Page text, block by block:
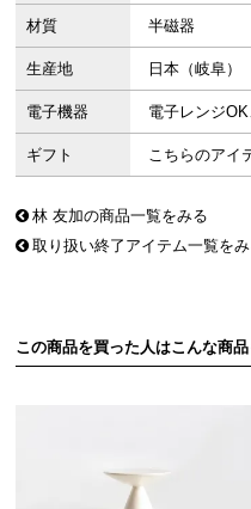
材質 半磁器
生産地 日本（岐阜）
電子機器 電子レンジ
ギフト こちらのアイ
林 友加の商品一覧をみる
取り扱い終了アイテム一覧を
この商品を買った人はこんな商品